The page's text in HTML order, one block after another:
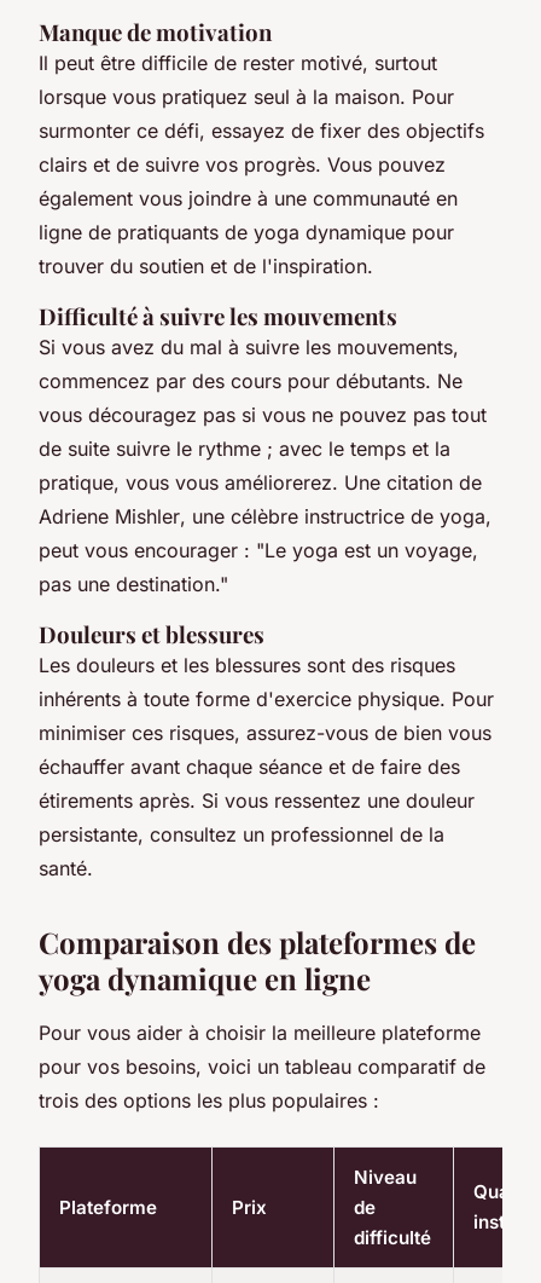
Manque de motivation
Il peut être difficile de rester motivé, surtout
lorsque vous pratiquez seul à la maison. Pour
surmonter ce défi, essayez de fixer des objectifs
clairs et de suivre vos progrès. Vous pouvez
également vous joindre à une communauté en
ligne de pratiquants de yoga dynamique pour
trouver du soutien et de l'inspiration.
Difficulté à suivre les mouvements
Si vous avez du mal à suivre les mouvements,
commencez par des cours pour débutants. Ne
vous découragez pas si vous ne pouvez pas tout
de suite suivre le rythme ; avec le temps et la
pratique, vous vous améliorerez. Une citation de
Adriene Mishler, une célèbre instructrice de yoga,
peut vous encourager : "Le yoga est un voyage,
pas une destination."
Douleurs et blessures
Les douleurs et les blessures sont des risques
inhérents à toute forme d'exercice physique. Pour
minimiser ces risques, assurez-vous de bien vous
échauffer avant chaque séance et de faire des
étirements après. Si vous ressentez une douleur
persistante, consultez un professionnel de la
santé.
Comparaison des plateformes de
yoga dynamique en ligne
Pour vous aider à choisir la meilleure plateforme
pour vos besoins, voici un tableau comparatif de
trois des options les plus populaires :
Plateforme Prix
Niveau
de
difficulté
Qualité